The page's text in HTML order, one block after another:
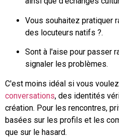
Vous souhaitez pratiquer
des locuteurs natifs ?.
Sont à l'aise pour passer
signaler les problèmes.
C'est moins idéal si vous
conversations, des identités
création. Pour les rencontres,
basées sur les profils et les
que sur le hasard.